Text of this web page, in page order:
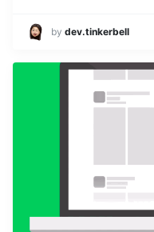
by dev.tinkerbell